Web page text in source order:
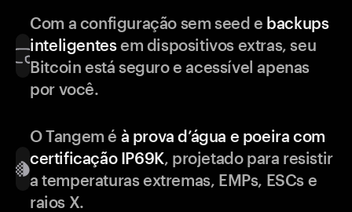
Com a configuração sem seed e backups
inteligentesem dispositivos extras, seu
Bitcoin está seguro e acessível apenas
por você.
O Tangem é à prova d’água e poeira com
certificação IP69K, projetado para resistir
a temperaturas extremas, EMPs, ESCs e
raios X.